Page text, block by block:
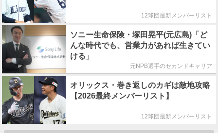
12球団最新メンバーリスト
ソニー生命保険・塚田晃平(元広島)「ど
んな時代でも、営業力があれば生きてい
ける」
元NPB選手のセカンドキャリア
オリックス・巻き返しのカギは敵地攻略
【2026最終メンバーリスト】
12球団最新メンバーリスト